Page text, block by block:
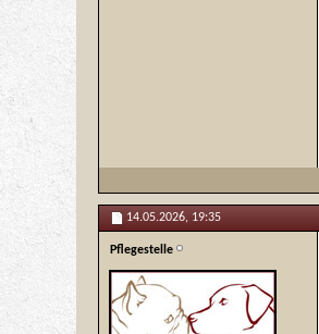
14.05.2026, 19:35
Pflegestelle